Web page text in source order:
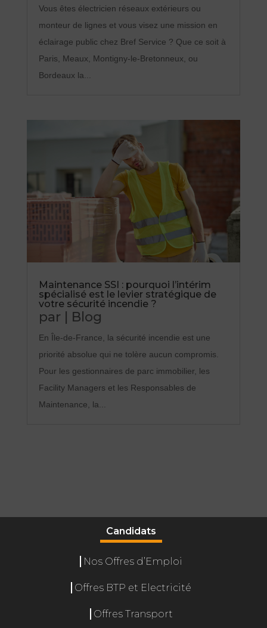
Vous êtes électricien réseaux extérieurs ou
monteur de lignes et vous visez une mission en
éclairage public chez Bref Service ? Que ce soit à
Paris, Meaux, Montigny-le-Bretonneux, ou
Bordeaux la...
Maintenance SSI : pourquoi l’intérim
spécialisé est le levier stratégique de
votre sécurité incendie ?
par | Blog
En Île-de-France, la sécurité incendie est une
priorité absolue qui ne tolère aucun compromis.
Pour les gestionnaires de parc immobilier, les
Facility Managers et les Responsables de
Maintenance, la...
Candidats
Nos Offres d’Emploi
Offres BTP et Electricité
Offres Transport